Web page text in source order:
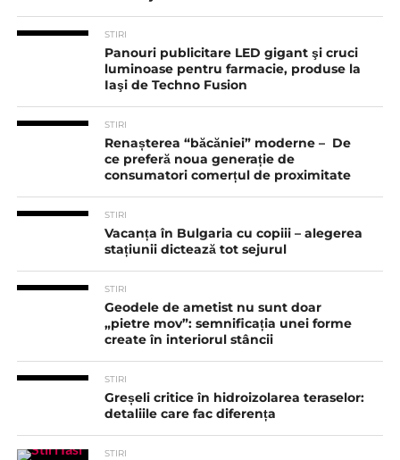
STIRI
Panouri publicitare LED gigant şi cruci
luminoase pentru farmacie, produse la
Iaşi de Techno Fusion
STIRI
Renașterea “băcăniei” moderne – De
ce preferă noua generație de
consumatori comerțul de proximitate
STIRI
Vacanța în Bulgaria cu copiii – alegerea
stațiunii dictează tot sejurul
STIRI
Geodele de ametist nu sunt doar
„pietre mov”: semnificația unei forme
create în interiorul stâncii
STIRI
Greșeli critice în hidroizolarea teraselor:
detaliile care fac diferența
STIRI